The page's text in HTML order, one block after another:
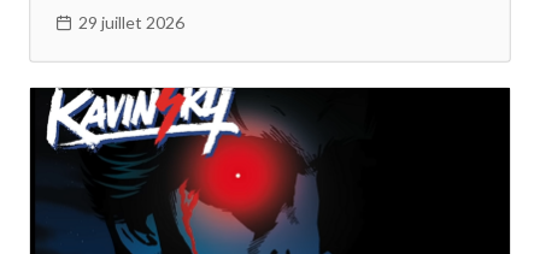
29 juillet 2026